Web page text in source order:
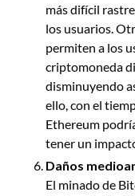
más difícil
los usuarios.
permiten a los
criptomoneda
disminuyendo
ello, con el
Ethereum
tener un
Daños
El minado de